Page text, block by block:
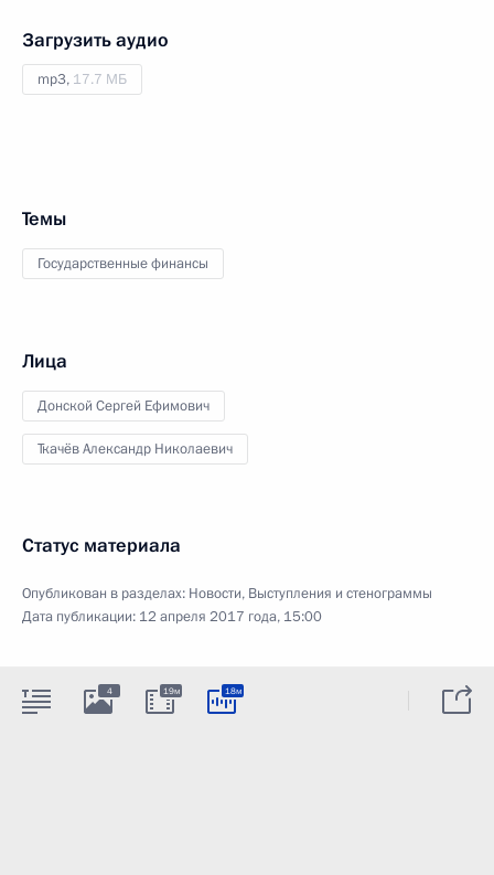
Загрузить аудио
mp3, 17.7 МБ
Темы
Государственные финансы
Лица
Донской Сергей Ефимович
Ткачёв Александр Николаевич
Статус материала
Опубликован в разделах: Новости, Выступления и стенограммы
Дата публикации: 12 апреля 2017 года, 15:00
4 19м 18м